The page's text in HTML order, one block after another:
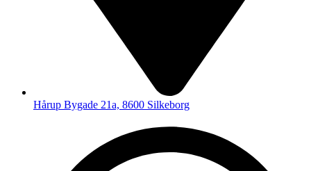
Hårup Bygade 21a, 8600 Silkeborg